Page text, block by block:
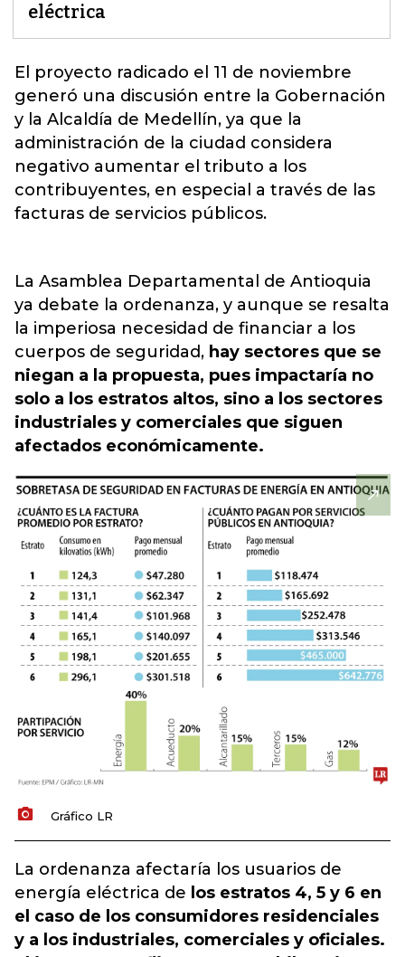
eléctrica
El proyecto radicado el 11 de noviembre
generó una discusión entre la Gobernación
y la Alcaldía de Medellín, ya que la
administración de la ciudad considera
negativo aumentar el tributo a los
contribuyentes, en especial a través de las
facturas de servicios públicos.
La Asamblea Departamental de Antioquia
ya debate la ordenanza, y aunque se resalta
la imperiosa necesidad de financiar a los
cuerpos de seguridad, hay sectores que se
niegan a la propuesta, pues impactaría no
solo a los estratos altos, sino a los sectores
industriales y comerciales que siguen
afectados económicamente.
Gráfico LR
La ordenanza afectaría los usuarios de
energía eléctrica de los estratos 4, 5 y 6 en
el caso de los consumidores residenciales
y a los industriales, comerciales y oficiales.